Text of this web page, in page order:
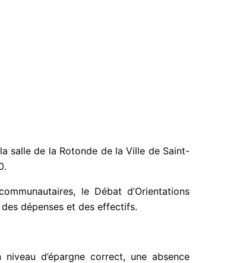
salle de la Rotonde de la Ville de Saint-
le Débat d’Orientations
dépenses et des effectifs.
d’épargne correct, une absence